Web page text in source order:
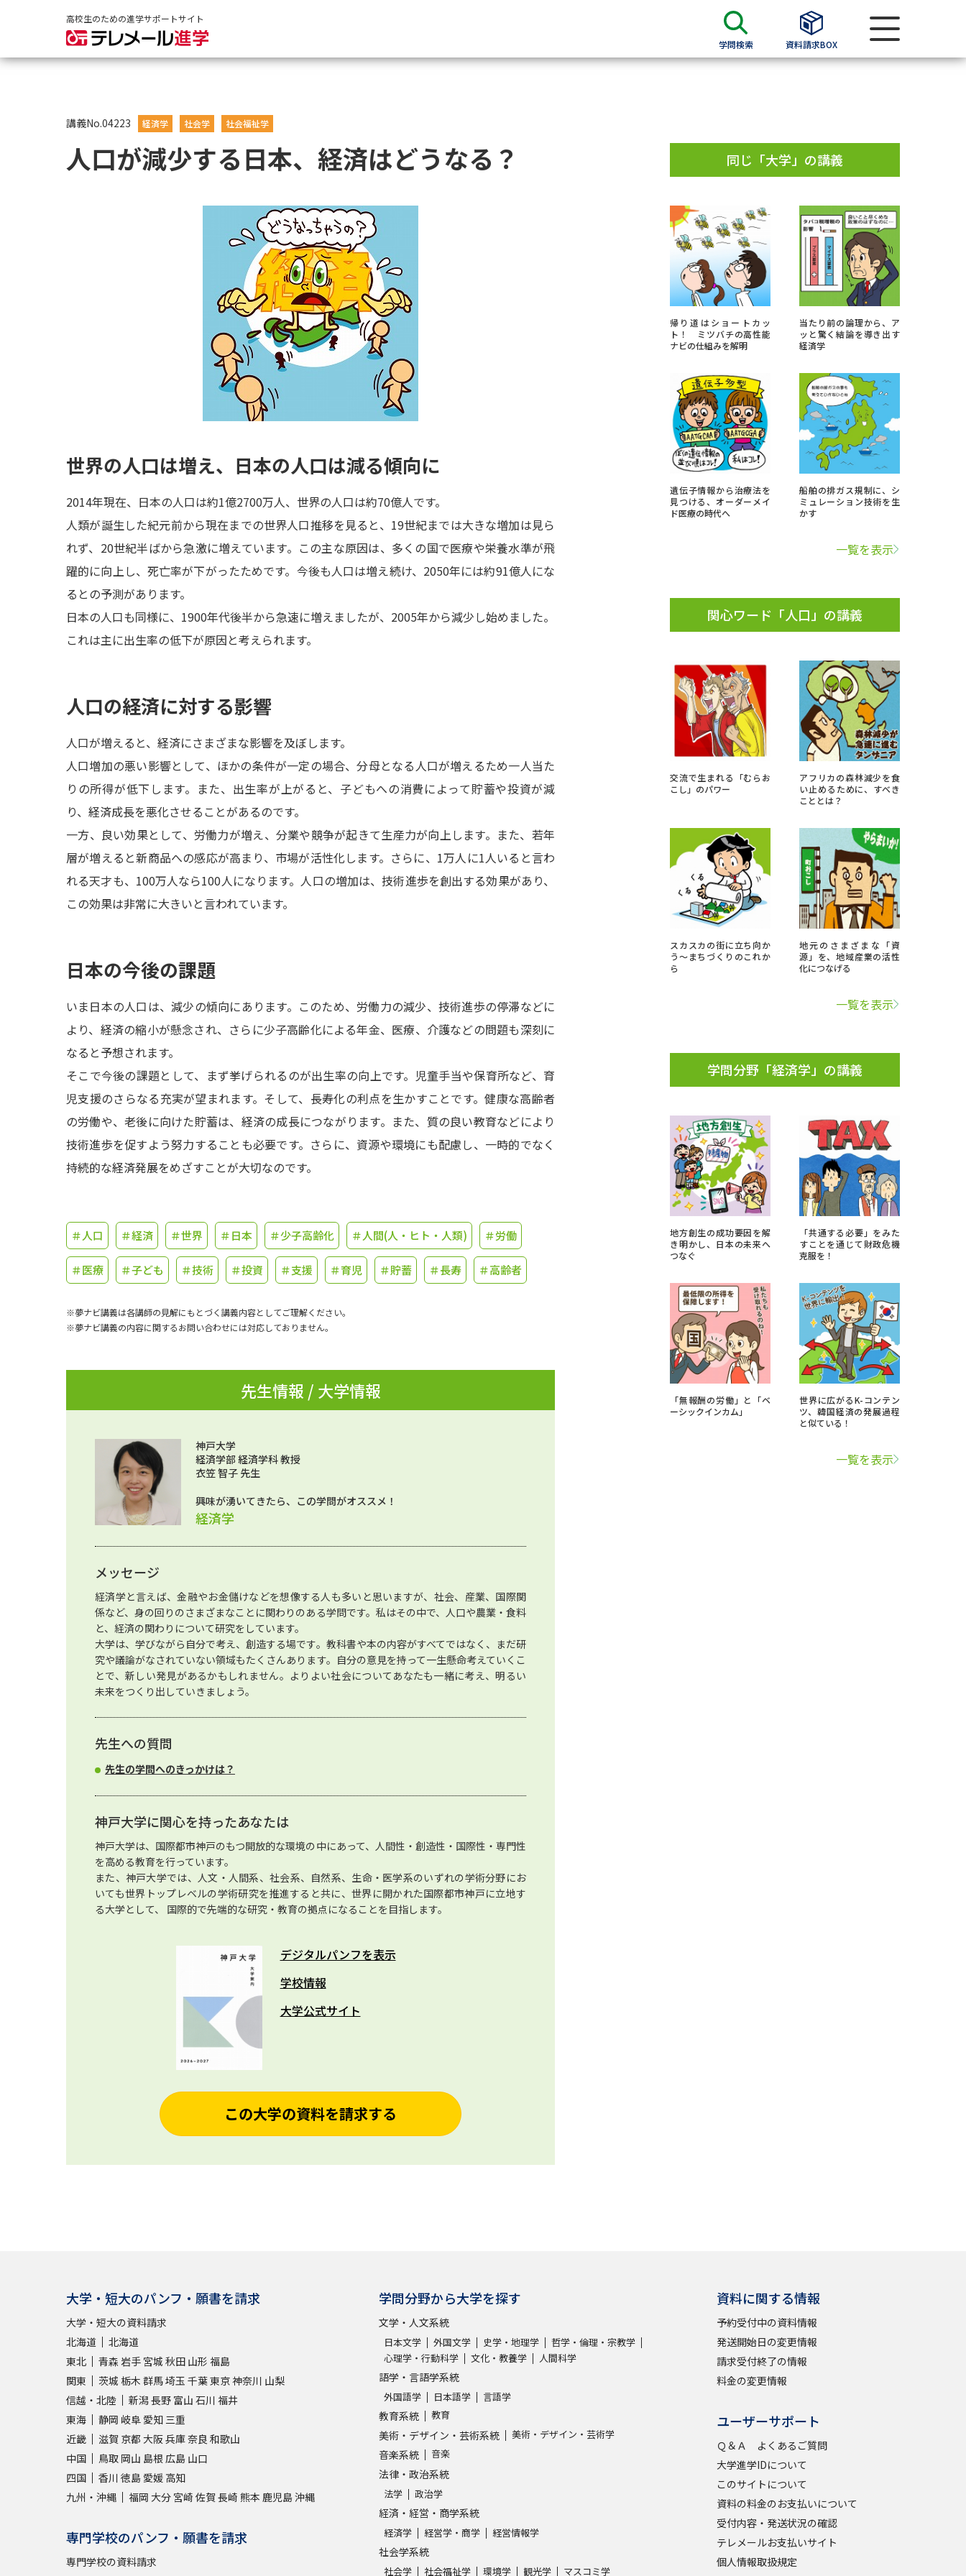
高校生のための進学サポートサイト
学問検索 資料請求BOX
大学・短大の資料種類から請求
大学入学共通テスト利用選抜の募集要項＆願書
過去問題集
留学・進学関連、塾・予備校
大学入学共通テスト「受験上の配慮案内」の請求
高等学校卒業程度認定試験
小学校教員資格認定試験
大学検索
大学で学べる内容や特徴を調べる
新増設大学・学部・学科特集
新学年スタート号特集ページ（高3生用）
実施プログラムから探す
来場型・Web型イベント特集
受験準備 資料検索
志望校・出願校を調べる
先輩が入学を決めた理由
新生活お役立ちガイド
学問発見
学問のミニ講義「夢ナビ講義」 学問分野解説 学問の教科書 夢ナビライブ
ユーザーサポート
このサイトについて
資料の料金のお支払いについて 受付内容・発送状況の確認 テレメール
お支払いサイト
個人情報取扱規定
お問合せ先 テレメール進学カタログ訂正のご案内
受験情報リンク
講義No.04223 経済学 社会学 社会福祉学
人口が減少する日本、経済はどうなる？
世界の人口は増え、日本の人口は減る傾向に
2014年現在、日本の人口は約1億2700万人、世界の人口は約70億人です。
人類が誕生した紀元前から現在までの世界人口推移を見ると、19世紀までは大きな増加は見ら
れず、20世紀半ばから急激に増えています。この主な原因は、多くの国で医療や栄養水準が飛
躍的に向上し、死亡率が下がったためです。今後も人口は増え続け、2050年には約91億人にな
るとの予測があります。
日本の人口も同様に、1900年代後半から急速に増えましたが、2005年から減少し始めました。
これは主に出生率の低下が原因と考えられます。
人口の経済に対する影響
人口が増えると、経済にさまざまな影響を及ぼします。
人口増加の悪い影響として、ほかの条件が一定の場合、分母となる人口が増えるため一人当た
りの所得が低下します。また、出生率が上がると、子どもへの消費によって貯蓄や投資が減
り、経済成長を悪化させることがあるのです。
一方、良い効果として、労働力が増え、分業や競争が起きて生産力が向上します。また、若年
層が増えると新商品への感応が高まり、市場が活性化します。さらに、1万人に1人いると言わ
れる天才も、100万人なら100人になります。人口の増加は、技術進歩を創出する効果があり、
この効果は非常に大きいと言われています。
日本の今後の課題
いま日本の人口は、減少の傾向にあります。このため、労働力の減少、技術進歩の停滞などに
より、経済の縮小が懸念され、さらに少子高齢化による年金、医療、介護などの問題も深刻に
なると予想されます。
そこで今後の課題として、まず挙げられるのが出生率の向上です。児童手当や保育所など、育
児支援のさらなる充実が望まれます。そして、長寿化の利点を生かすことです。健康な高齢者
の労働や、老後に向けた貯蓄は、経済の成長につながります。また、質の良い教育などにより
技術進歩を促すよう努力することも必要です。さらに、資源や環境にも配慮し、一時的でなく
持続的な経済発展をめざすことが大切なのです。
＃人口 ＃経済 ＃世界 ＃日本 ＃少子高齢化 ＃人間(人・ヒト・人類) ＃労働
＃医療 ＃子ども ＃技術 ＃投資 ＃支援 ＃育児 ＃貯蓄 ＃長寿 ＃高齢者
※夢ナビ講義は各講師の見解にもとづく講義内容としてご理解ください。
※夢ナビ講義の内容に関するお問い合わせには対応しておりません。
先生情報 / 大学情報
神戸大学
経済学部 経済学科 教授
衣笠 智子 先生
興味が湧いてきたら、この学問がオススメ！
経済学
メッセージ
経済学と言えば、金融やお金儲けなどを想像する人も多いと思いますが、社会、産業、国際関
係など、身の回りのさまざまなことに関わりのある学問です。私はその中で、人口や農業・食料
と、経済の関わりについて研究をしています。
大学は、学びながら自分で考え、創造する場です。教科書や本の内容がすべてではなく、まだ研
究や議論がなされていない領域もたくさんあります。自分の意見を持って一生懸命考えていくこ
とで、新しい発見があるかもしれません。よりよい社会についてあなたも一緒に考え、明るい
未来をつくり出していきましょう。
先生への質問
先生の学問へのきっかけは？
神戸大学に関心を持ったあなたは
神戸大学は、国際都市神戸のもつ開放的な環境の中にあって、人間性・創造性・国際性・専門性
を高める教育を行っています。
また、神戸大学では、人文・人間系、社会系、自然系、生命・医学系のいずれの学術分野にお
いても世界トップレベルの学術研究を推進すると共に、世界に開かれた国際都市神戸に立地す
る大学として、 国際的で先端的な研究・教育の拠点になることを目指します。
デジタルパンフを表示
学校情報
大学公式サイト
この大学の資料を請求する
同じ「大学」の講義
帰り道はショートカッ
ト！ ミツバチの高性能
ナビの仕組みを解明
当たり前の論理から、ア
ッと驚く結論を導き出す
経済学
遺伝子情報から治療法を
見つける、オーダーメイ
ド医療の時代へ
船舶の排ガス規制に、シ
ミュレーション技術を生
かす
一覧を表示
関心ワード「人口」の講義
交流で生まれる「むらお
こし」のパワー
アフリカの森林減少を食
い止めるために、すべき
こととは？
スカスカの街に立ち向か
う～まちづくりのこれか
ら
地元のさまざまな「資
源」を、地域産業の活性
化につなげる
一覧を表示
学問分野「経済学」の講義
地方創生の成功要因を解
き明かし、日本の未来へ
つなぐ
「共通する必要」をみた
すことを通じて財政危機
克服を！
「無報酬の労働」と「ベ
ーシックインカム」
世界に広がるK-コンテン
ツ、韓国経済の発展過程
と似ている！
一覧を表示
大学・短大のパンフ・願書を請求
大学・短大の資料請求
北海道
北海道
東北
青森 岩手 宮城 秋田 山形 福島
関東
茨城 栃木 群馬埼玉 千葉東京神奈川 山梨
信越・北陸
新潟長野 富山 石川 福井
東海
静岡 岐阜 愛知 三重
近畿
滋賀 京都 大阪兵庫奈良 和歌山
中国
鳥取 岡山 島根 広島 山口
四国
香川 徳島 愛媛 高知
九州・沖縄
福岡 大分 宮崎 佐賀 長崎 熊本 鹿児島沖縄
専門学校のパンフ・願書を請求
専門学校の資料請求
学問分野から大学を探す
文学・人文系統
日本文学 外国文学 史学・地理学
哲学・倫理・宗教学
心理学・行動科学
文化・教養学 人間科学
語学・言語学系統
外国語学 日本語学 言語学
教育系統 教育
美術・デザイン・芸術系統 美術・デザイン・芸術学
音楽系統 音楽
法律・政治系統
法学 政治学
経済・経営・商学系統
経済学 経営学・商学 経営情報学
社会学系統
社会学 社会福祉学 環境学 観光学 マスコミ学
資料に関する情報
予約受付中の資料情報
発送開始日の変更情報
請求受付終了の情報
料金の変更情報
ユーザーサポート
Ｑ＆Ａ よくあるご質問
大学進学IDについて
このサイトについて
資料の料金のお支払いについて
受付内容・発送状況の確認
テレメールお支払いサイト
個人情報取扱規定